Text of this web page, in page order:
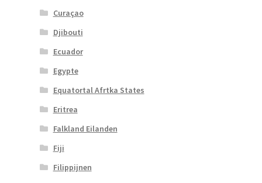
Curaçao
Djibouti
Ecuador
Egypte
Equatortal Afrtka States
Eritrea
Falkland Eilanden
Fiji
Filippijnen